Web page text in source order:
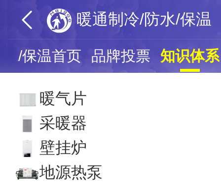
暖通制冷/防水/保温
/保温首页 品牌投票 知识体系
暖气片
采暖器
壁挂炉
地源热泵